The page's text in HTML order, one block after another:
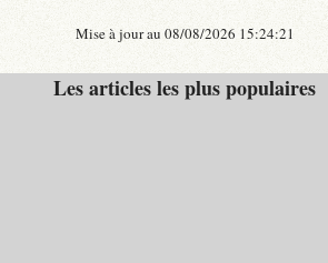
Mise à jour au 08/08/2026 15:24:21
Les articles les plus populaires